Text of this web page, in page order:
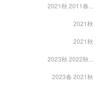
2021秋 2011春...
2021秋
2021秋
2023秋 2022秋...
2023春 2021秋